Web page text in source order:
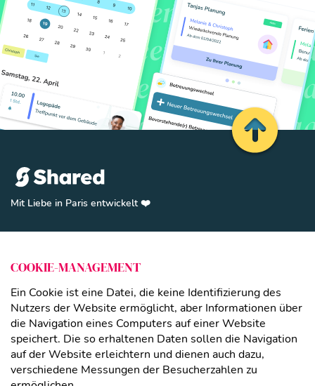
Mit Liebe in Paris entwickelt ❤️️
Abonnement
Paare
Getrennte Eltern
Patchworkfamilien
LINKS
Legal notice
Schließen
COOKIE-MANAGEMENT
Ein Cookie ist eine Datei, die keine Identifizierung des
Nutzers der Website ermöglicht, aber Informationen über
die Navigation eines Computers auf einer Website
speichert. Die so erhaltenen Daten sollen die Navigation
auf der Website erleichtern und dienen auch dazu,
verschiedene Messungen der Besucherzahlen zu